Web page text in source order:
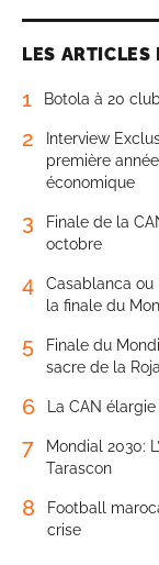
LES ARTICLES
1 Botola à 20
2
Interview
première
économique
3
Finale de la
octobre
4
Casablanca
la finale du
5
Finale du
sacre de la
6 La CAN
7
Mondial 2030:
Tarascon
8
Football
crise